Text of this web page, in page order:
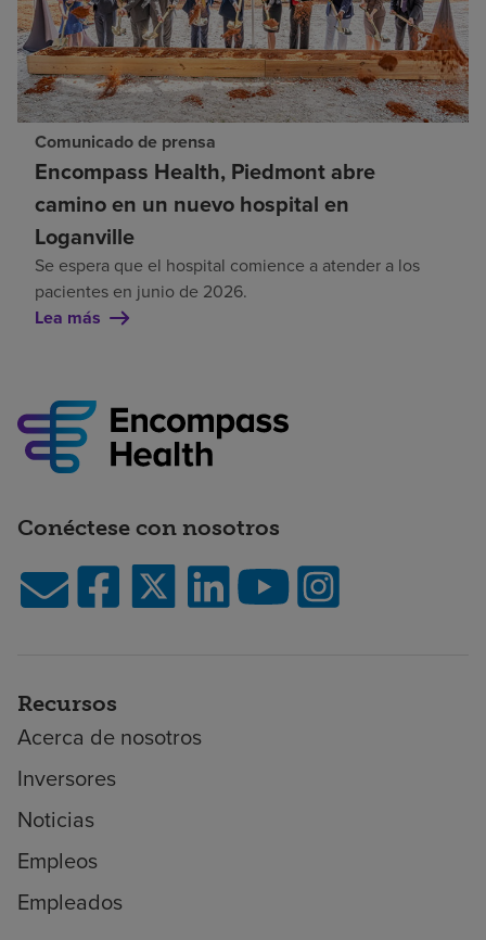
Comunicado de prensa
Encompass Health, Piedmont abre
camino en un nuevo hospital en
Loganville
Se espera que el hospital comience a atender a los
pacientes en junio de 2026.
Lea más
Conéctese con nosotros
Recursos
Acerca de nosotros
Inversores
Noticias
Empleos
Empleados